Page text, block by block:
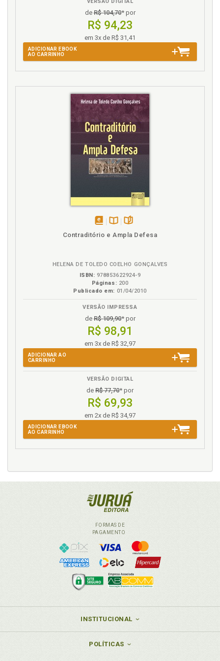
Objetivos das sociedades de economia mista, p. 104
Ordem econômica e responsabilidade estatal, p. 121
Política pública, p. 79
Política pública. O contra-ataque: exposição e
Política pública. Posições críticas, p. 85
Política. Breves reflexões sobre a história da política
econômica no Brasil, p. 25
Políticas públicas e objetivo das sociedades de
economia mista, p. 71
Primeira dimensão. Direito fundamental de primeira
Princípios da ordem econômica, p. 125
Princípios da ordem econômica. Fundamentos, p.
Princípios da ordem econômica. Ordem econômica.
Princípios da ordem econômica, p. 125
Propriedade e sua proteção, p. 153
Propriedade privada e sua função social, p. 131
Redução das desigualdades regionais e sociais, p.
Reflexões sobre a administração da companhia, p.
166
Regime jurídico da minoria, p. 194
Regime jurídico da minoria. Questões conceituais, p.
Regime jurídico dos acionistas minoritários.
Administração da companhia, o acionista
controlador e o regime jurídico dos acionistas
minoritários, p. 165
Responsabilidade estatal, p. 158
Responsabilidade. Acionista controlador e a sua
responsabilidade, p. 176
Soberania nacional, p. 129
Sociedade controlada. Sociedades coligadas,
controladoras, controladas, p. 188
Sociedade controladora. Sociedades coligadas,
controladoras, controladas, p. 188
Sociedades coligadas, controladoras, controladas, p.
VERSÃO DIGITAL
deR$ 104,70* por
R$ 94,23
em 3x de R$ 31,41
ADICIONAR EBOOK
AO CARRINHO
disponívelDisponível
páginas
Contraditório e Ampla Defesa
HELENA DE TOLEDO COELHO GONÇALVES
ISBN: 978853622924-9
Páginas: 200
Publicado em: 01/04/2010
VERSÃO IMPRESSA
deR$ 109,90* por
R$ 98,91
em 3x de R$ 32,97
ADICIONAR AO
CARRINHO
VERSÃO DIGITAL
de R$ 77,70* por
R$ 69,93
em 2x de R$ 34,97
ADICIONAR EBOOK
AO CARRINHO
FORMAS DE
PAGAMENTO
INSTITUCIONAL
POLÍTICAS